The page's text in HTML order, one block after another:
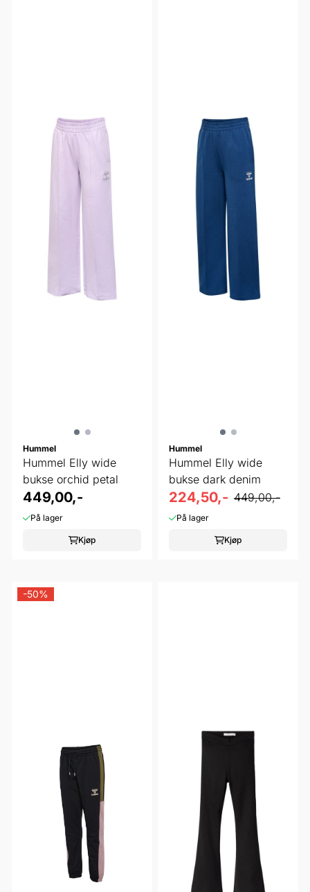
Hummel
Hummel Elly wide
bukse orchid petal
449,00,-
På lager
Kjøp
Hummel
Hummel Elly wide
bukse dark denim
224,50,- 449,00,-
På lager
Kjøp
-50%